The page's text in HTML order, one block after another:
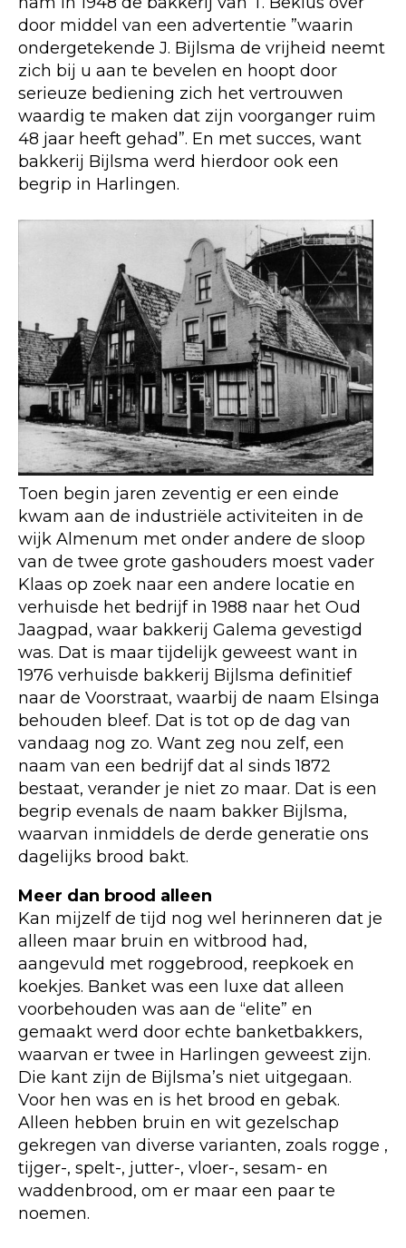
door middel van een advertentie ”waarin
ondergetekende J. Bijlsma de vrijheid neemt
zich bij u aan te bevelen en hoopt door
serieuze bediening zich het vertrouwen
waardig te maken dat zijn voorganger ruim
48 jaar heeft gehad”. En met succes, want
bakkerij Bijlsma werd hierdoor ook een
begrip in Harlingen.
Toen begin jaren zeventig er een einde
kwam aan de industriële activiteiten in de
wijk Almenum met onder andere de sloop
van de twee grote gashouders moest vader
Klaas op zoek naar een andere locatie en
verhuisde het bedrijf in 1988 naar het Oud
Jaagpad, waar bakkerij Galema gevestigd
was. Dat is maar tijdelijk geweest want in
1976 verhuisde bakkerij Bijlsma definitief
naar de Voorstraat, waarbij de naam Elsinga
behouden bleef. Dat is tot op de dag van
vandaag nog zo. Want zeg nou zelf, een
naam van een bedrijf dat al sinds 1872
bestaat, verander je niet zo maar. Dat is een
begrip evenals de naam bakker Bijlsma,
waarvan inmiddels de derde generatie ons
dagelijks brood bakt.
Meer dan brood alleen
Kan mijzelf de tijd nog wel herinneren dat je
alleen maar bruin en witbrood had,
aangevuld met roggebrood, reepkoek en
koekjes. Banket was een luxe dat alleen
voorbehouden was aan de “elite” en
gemaakt werd door echte banketbakkers,
waarvan er twee in Harlingen geweest zijn.
Die kant zijn de Bijlsma’s niet uitgegaan.
Voor hen was en is het brood en gebak.
Alleen hebben bruin en wit gezelschap
gekregen van diverse varianten, zoals rogge ,
tijger-, spelt-, jutter-, vloer-, sesam- en
waddenbrood, om er maar een paar te
noemen.